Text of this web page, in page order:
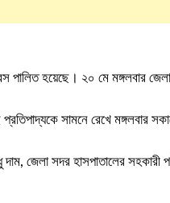
পালিত হয়েছে। ২০ মে
সামনে রেখে মঙ্গলবার
দাম, জেলা সদর হাসপাতালের